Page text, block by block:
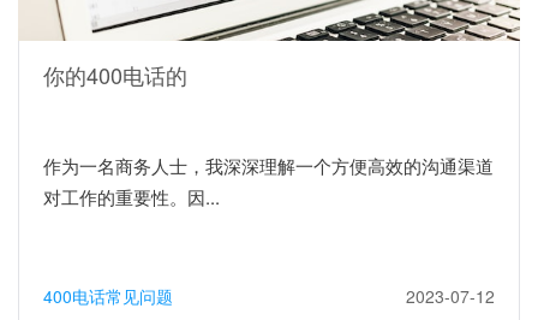
你的400电话的
作为一名商务人士，我深深理解一个方便高效的沟通渠道
对工作的重要性。因...
400电话常见问题 2023-07-12